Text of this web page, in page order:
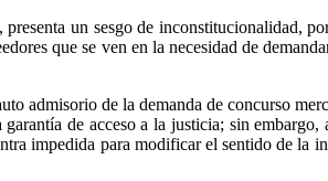
un sesgo de inconstitucionalidad,
que se ven en la necesidad de
admisorio de la demanda de concurso
de acceso a la justicia; sin embargo,
impedida para modificar el sentido de la